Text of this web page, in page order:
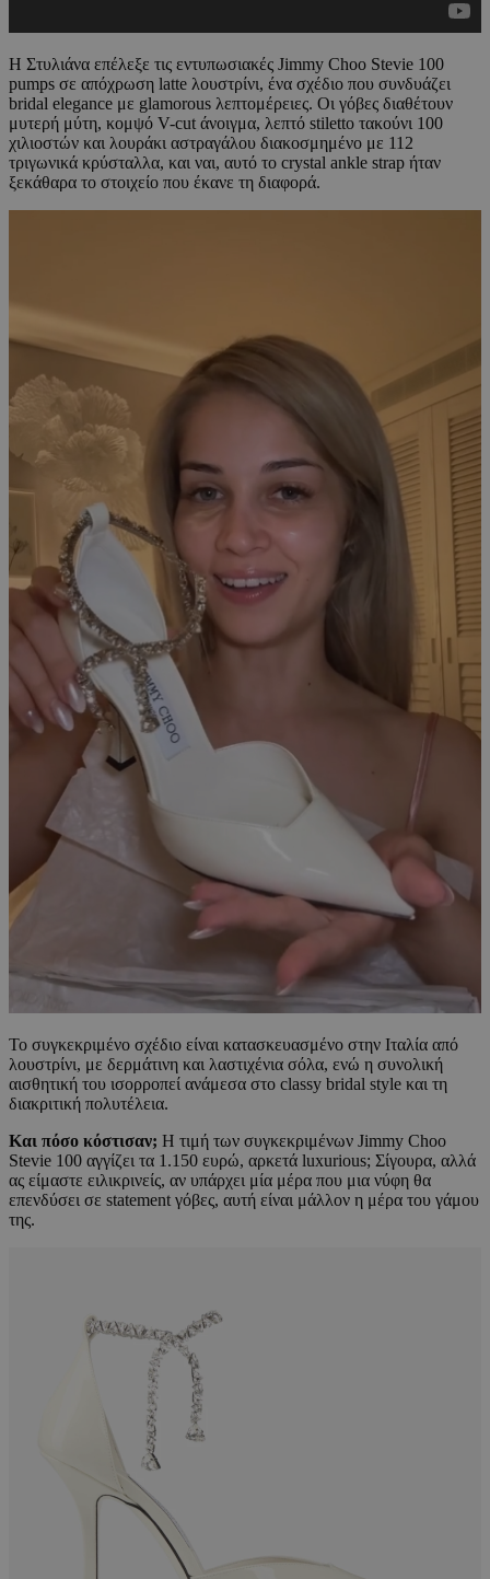
Η Στυλιάνα επέλεξε τις εντυπωσιακές Jimmy Choo Stevie 100
pumps σε απόχρωση latte λουστρίνι, ένα σχέδιο που συνδυάζει
bridal elegance με glamorous λεπτομέρειες. Οι γόβες διαθέτουν
μυτερή μύτη, κομψό V-cut άνοιγμα, λεπτό stiletto τακούνι 100
χιλιοστών και λουράκι αστραγάλου διακοσμημένο με 112
τριγωνικά κρύσταλλα, και ναι, αυτό το crystal ankle strap ήταν
ξεκάθαρα το στοιχείο που έκανε τη διαφορά.
Το συγκεκριμένο σχέδιο είναι κατασκευασμένο στην Ιταλία από
λουστρίνι, με δερμάτινη και λαστιχένια σόλα, ενώ η συνολική
αισθητική του ισορροπεί ανάμεσα στο classy bridal style και τη
διακριτική πολυτέλεια.
Και πόσο κόστισαν; Η τιμή των συγκεκριμένων Jimmy Choo
Stevie 100 αγγίζει τα 1.150 ευρώ, αρκετά luxurious; Σίγουρα, αλλά
ας είμαστε ειλικρινείς, αν υπάρχει μία μέρα που μια νύφη θα
επενδύσει σε statement γόβες, αυτή είναι μάλλον η μέρα του γάμου
της.